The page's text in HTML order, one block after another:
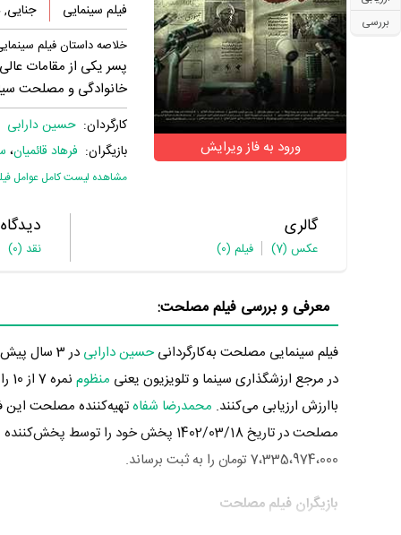
بررسی
ورود به فاز ویرایش
فیلم سینمایی
خلاصه داستان فیلم
پسر یکی از مقامات
خانوادگی و مصلحت
کارگردان: حسین دارابی
بازیگران: فرهاد قائمیان،
مشاهده لیست کامل عوامل
گالری
عکس (7) فیلم (0)
دیدگاه
نقد (0)
معرفی و بررسی فیلم مصلحت:
فیلم سینمایی مصلحت به‌کارگردانیحسین دارابی
در مرجع ارزشگذاری سینما و تلویزیون یعنی منظوم
باارزش ارزیابی می‌کنند. محمدرضا شفاهتهیه‌کننده مصلحت این
مصلحت در تاریخ 1402/03/18 پخش خود
7،335،974،000 تومان را به ثبت برساند.
بازیگران فیلم مصلحت